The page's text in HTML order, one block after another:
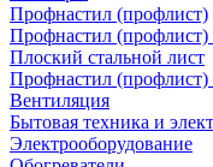
Профнастил (профлист)
Профнастил
Плоский стальной лист
Профнастил
Вентиляция
Бытовая техника и
Электрооборудование